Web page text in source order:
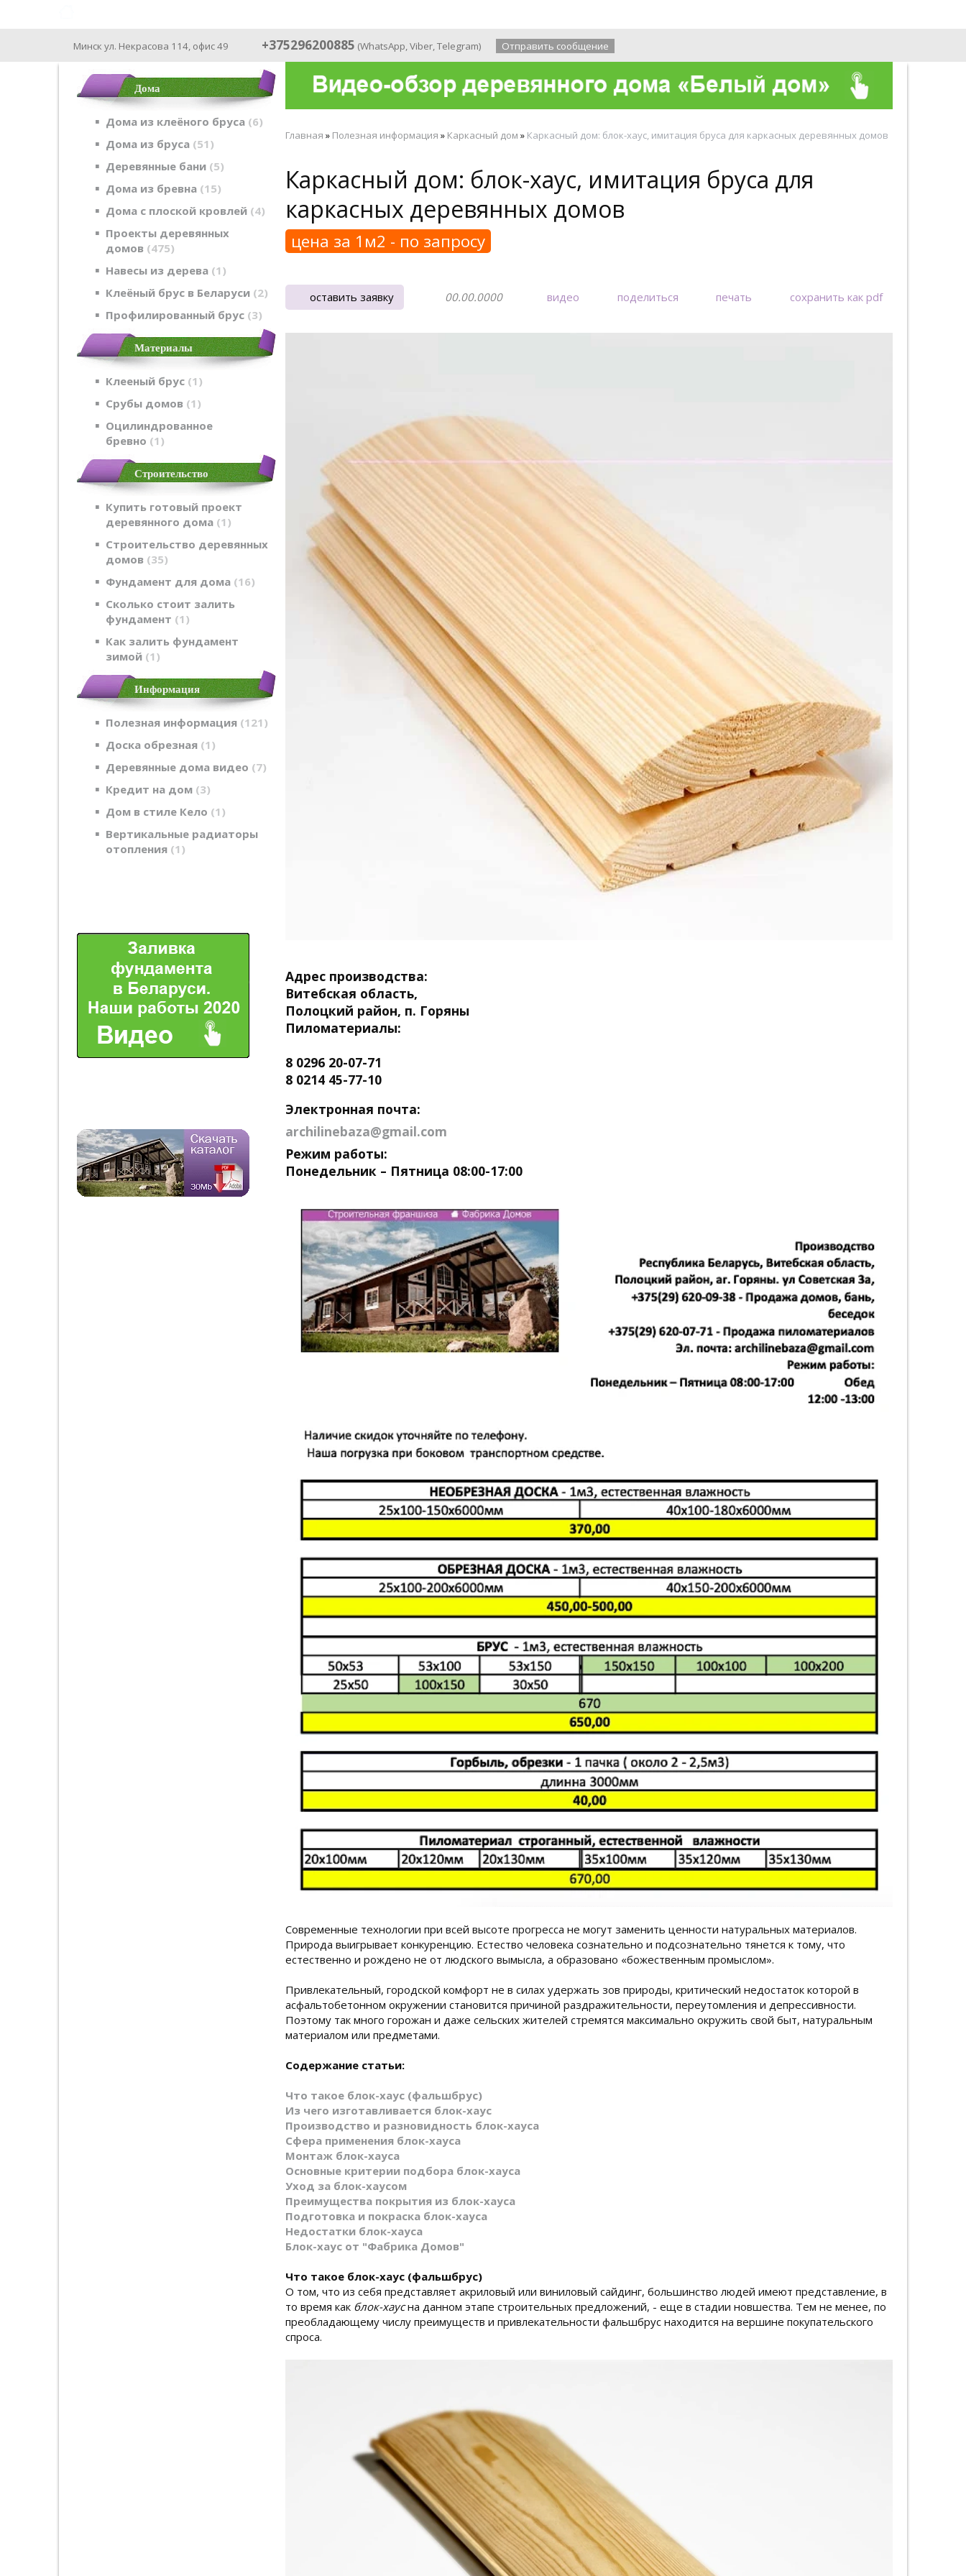
Минск ул. Некрасова 114, офис 49 +375296200885 (WhatsApp,Viber,Telegram) Отправить сообщение
Дома
Дома из клеёного бруса 6
Дома из бруса 51
Деревянные бани 5
Дома из бревна 15
Дома с плоской кровлей 4
Проекты деревянных
домов 475
Навесы из дерева 1
Клеёный брус в Беларуси 2
Профилированный брус 3
Материалы
Клееный брус 1
Срубы домов 1
Оцилиндрованное
бревно 1
Строительство
Купить готовый проект
деревянного дома 1
Строительство деревянных
домов 35
Фундамент для дома 16
Сколько стоит залить
фундамент 1
Как залить фундамент
зимой 1
Информация
Полезная информация 121
Доска обрезная 1
Деревянные дома видео 7
Кредит на дом 3
Дом в стиле Кело 1
Вертикальные радиаторы
отопления 1
Главная » Полезная информация » Каркасный дом » Каркасный дом: блок-хаус, имитация бруса для каркасных деревянных домов
Каркасный дом: блок-хаус, имитация бруса для
каркасных деревянных домов
цена за 1м2 - по запросу
оставить заявку 00.00.0000 видео поделиться печать сохранить как pdf
Адрес производства:
Витебская область,
Полоцкий район, п. Горяны
Пиломатериалы:
8 0296 20-07-71
8 0214 45-77-10
Электронная почта:
archilinebaza@gmail.com
Режим работы:
Понедельник – Пятница 08:00-17:00
Современные технологии при всей высоте прогресса не могут заменить ценности натуральных материалов.
Природа выигрывает конкуренцию. Естество человека сознательно и подсознательно тянется к тому, что
естественно и рождено не от людского вымысла, а образовано «божественным промыслом».
Привлекательный, городской комфорт не в силах удержать зов природы, критический недостаток которой в
асфальтобетонном окружении становится причиной раздражительности, переутомления и депрессивности.
Поэтому так много горожан и даже сельских жителей стремятся максимально окружить свой быт, натуральным
материалом или предметами.
Содержание статьи:
Что такое блок-хаус (фальшбрус)
Из чего изготавливается блок-хаус
Производство и разновидность блок-хауса
Сфера применения блок-хауса
Монтаж блок-хауса
Основные критерии подбора блок-хауса
Уход за блок-хаусом
Преимущества покрытия из блок-хауса
Подготовка и покраска блок-хауса
Недостатки блок-хауса
Блок-хаус от "Фабрика Домов"
Что такое блок-хаус (фальшбрус)
О том, что из себя представляет акриловый или виниловый сайдинг, большинство людей имеют представление, в
то время как блок-хаусна данном этапе строительных предложений, - еще в стадии новшества. Тем не менее, по
преобладающему числу преимуществ и привлекательности фальшбрус находится на вершине покупательского
спроса.